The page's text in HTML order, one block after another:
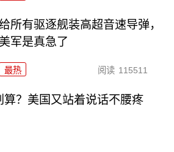
所有驱逐舰装高超音速导弹，
美军是真急了
最热 阅读 115511
算？美国又站着说话不腰疼